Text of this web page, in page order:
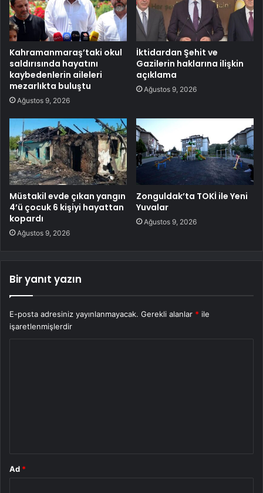
Kahramanmaraş’taki okul
saldırısında hayatını
kaybedenlerin aileleri
mezarlıkta buluştu
Ağustos 9, 2026
İktidardan Şehit ve
Gazilerin haklarına ilişkin
açıklama
Ağustos 9, 2026
Müstakil evde çıkan yangın
4’ü çocuk 6 kişiyi hayattan
kopardı
Ağustos 9, 2026
Zonguldak’ta TOKİ ile Yeni
Yuvalar
Ağustos 9, 2026
Bir yanıt yazın
E-posta adresiniz yayınlanmayacak. Gerekli alanlar * ile
işaretlenmişlerdir
Ad *